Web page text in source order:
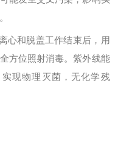
心和脱盖工作结束后，用
方位照射消毒。紫外线能
现物理灭菌，无化学残